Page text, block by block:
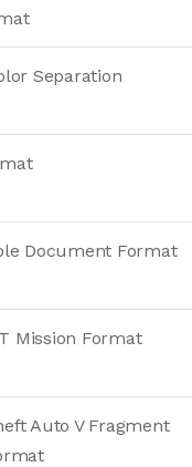
Separation
Document Format
Mission Format
Auto V Fragment